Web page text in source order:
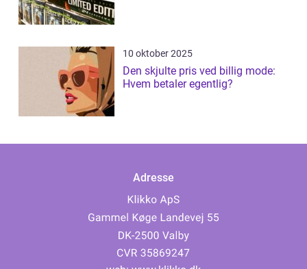
10 oktober 2025
Den skjulte pris ved billig mode:
Hvem betaler egentlig?
Adresse